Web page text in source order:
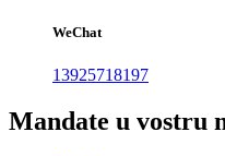
WeChat
13925718197
Mandate u vostru